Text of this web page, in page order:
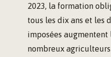
2023, la formation
tous les dix ans et les
imposées
nombreux